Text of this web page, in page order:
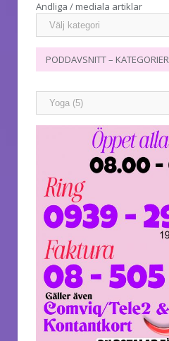
Andliga / mediala artiklar
PODDAVSNITT – KATEGORIER